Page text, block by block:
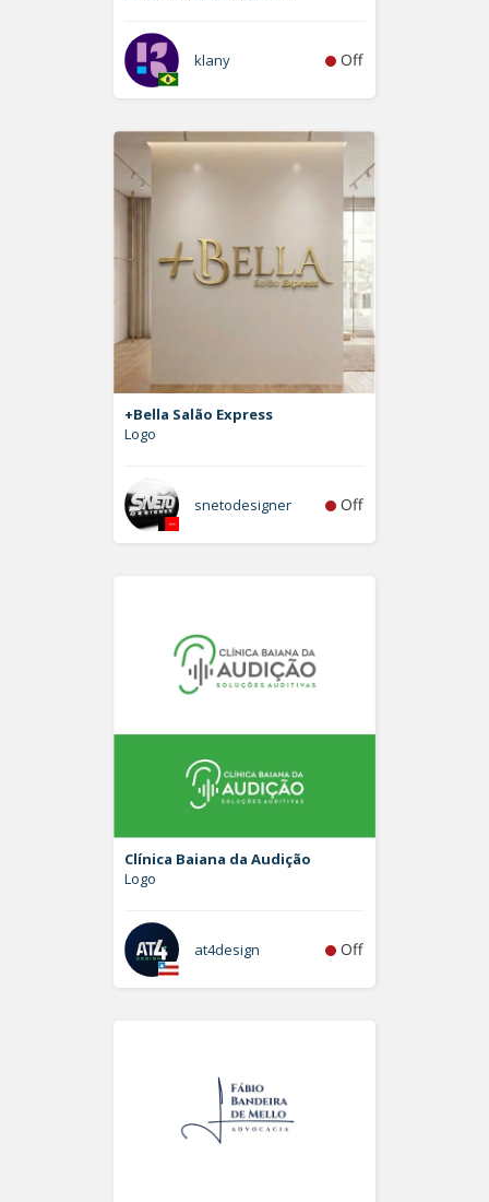
klany Off
+Bella Salão Express
Logo
snetodesigner Off
Clínica Baiana da Audição
Logo
at4design Off